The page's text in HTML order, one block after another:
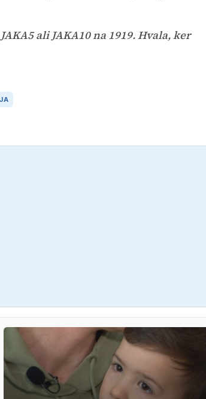
ali JAKA10 na 1919. Hvala, ker